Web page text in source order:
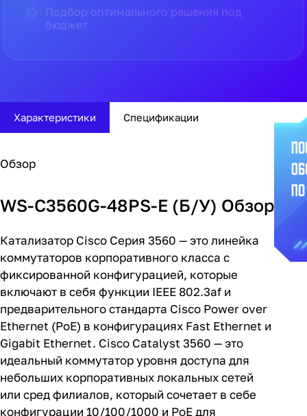
Прямые поставки от официальных
дистрибьюторов
Характеристики
WS-C3560G-48PS-E (Б/У) Обзор
Катализатор CiscoСерия 3560 — это линейка
коммутаторов корпоративного класса с
фиксированной конфигурацией, которые
включают в себя функции IEEE 802.3af и
предварительного стандарта Cisco Power over
Ethernet (PoE) в конфигурациях Fast Ethernet и
Gigabit Ethernet. Cisco Catalyst 3560 — это
идеальный коммутатор уровня доступа для
небольших корпоративных локальных сетей
или сред филиалов, который сочетает в себе